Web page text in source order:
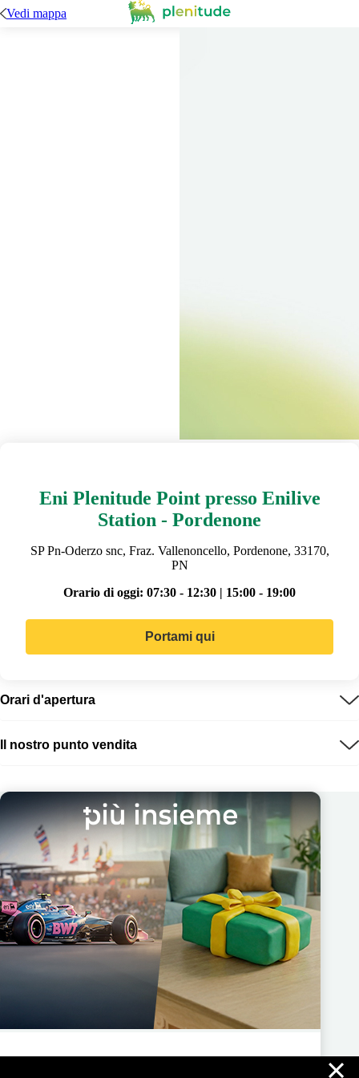
×
Vedi mappa
Eni Plenitude Point presso Enilive
Station - Pordenone
SP Pn-Oderzo snc, Fraz. Vallenoncello, Pordenone, 33170,
PN
Orario di oggi: 07:30 - 12:30 | 15:00 - 19:00
Portami qui
Orari d'apertura
Il nostro punto vendita